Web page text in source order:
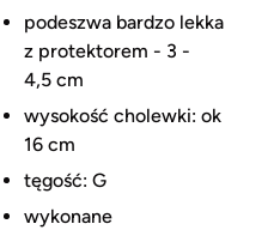
podeszwa bardzo lekka
z protektorem - 3 -
4,5 cm
wysokość cholewki: ok
16 cm
tęgość: G
wykonane